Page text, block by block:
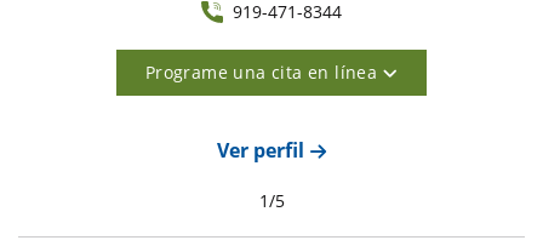
919-471-8344
Programe una cita en línea
Ver perfil
1/5